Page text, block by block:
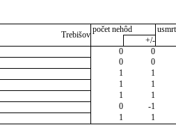
Trebišov
počet nehôd
+/-
0
0
0
0
1
1
1
1
1
1
0
-1
1 1